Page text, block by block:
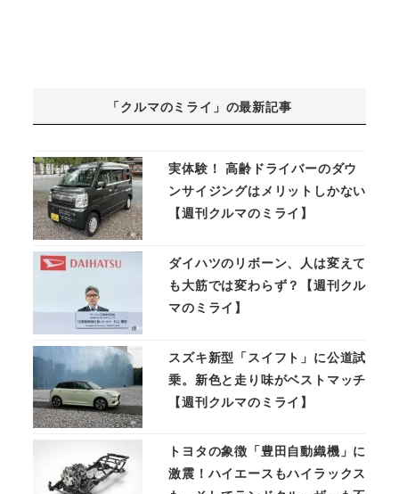
「クルマのミライ」の最新記事
実体験！ 高齢ドライバーのダウ
ンサイジングはメリットしかない
【週刊クルマのミライ】
ダイハツのリボーン、人は変えて
も大筋では変わらず？【週刊クル
マのミライ】
スズキ新型「スイフト」に公道試
乗。新色と走り味がベストマッチ
【週刊クルマのミライ】
トヨタの象徴「豊田自動織機」に
激震！ハイエースもハイラックス